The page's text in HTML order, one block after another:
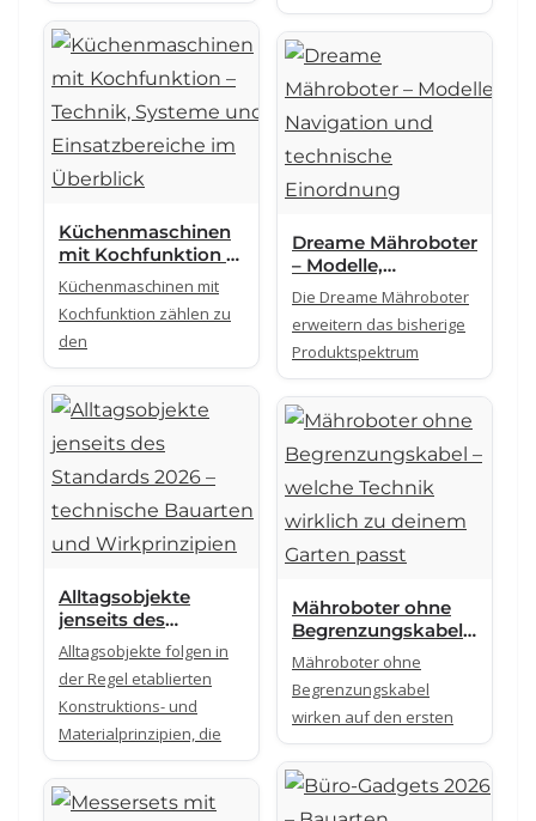
Küchenmaschinen
mit Kochfunktion –
Technik, Systeme
und Einsatzbereiche
im Überblick
Küchenmaschinen mit
Kochfunktion zählen zu
den
Dreame Mähroboter
– Modelle,
Navigation und
technische
Einordnung
Die Dreame Mähroboter
erweitern das bisherige
Produktspektrum
Alltagsobjekte
jenseits des
Standards 2026 –
technische
Bauarten und
Wirkprinzipien
Alltagsobjekte folgen in
der Regel etablierten
Konstruktions- und
Materialprinzipien, die
Mähroboter ohne
Begrenzungskabel –
welche Technik
wirklich zu deinem
Garten passt
Mähroboter ohne
Begrenzungskabel
wirken auf den ersten